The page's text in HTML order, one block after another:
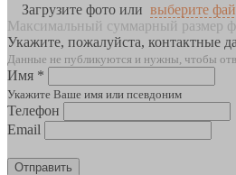
Загрузите фото или выберите
Максимальный суммарный размер
Укажите, пожалуйста, контактные
Данные не публикуются и нужны, чтобы
Имя *
Укажите Ваше имя или псевдоним
Телефон
Email
Отправить